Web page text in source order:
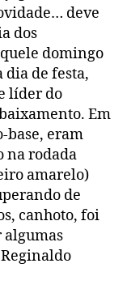
campo
deve
dos
domingo
dia de festa,
líder do
Em
base, eram
na rodada
amarelo)
de
canhoto, foi